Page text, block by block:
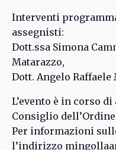
Interventi
assegnisti:
Dott.ssa Simona
Matarazzo,
Dott. Angelo
L’evento è in corso
Consiglio
Per informazioni
l’indirizzo